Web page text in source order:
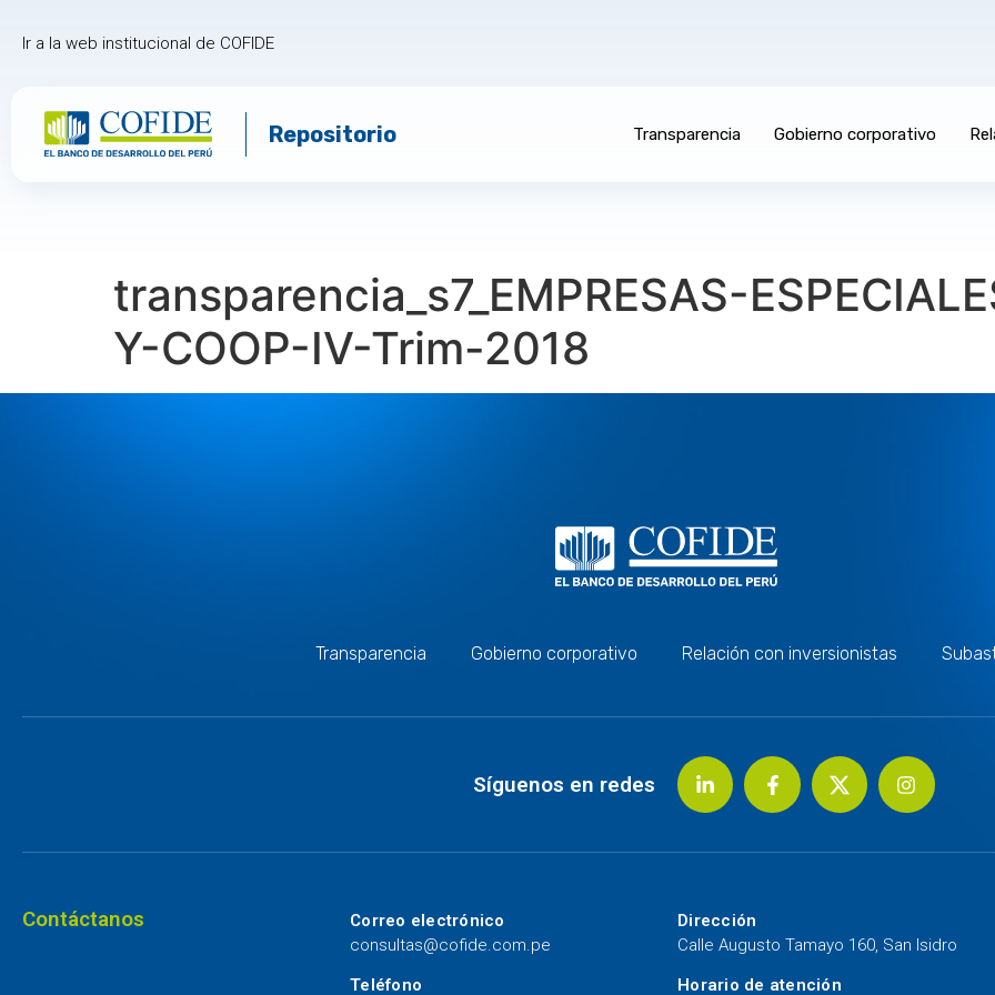
Ir a la web institucional de COFIDE
Repositorio Transparencia Gobierno corporativo
transparencia_s7_EMPRESAS-
Y-COOP-IV-Trim-2018
Transparencia Gobierno corporativo Relación con inversionistas
Síguenos en redes
Contáctanos
Correo electrónico
consultas@cofide.com.pe
Teléfono
Dirección
Calle Augusto Tamayo 160, San Isidro
Horario de atención